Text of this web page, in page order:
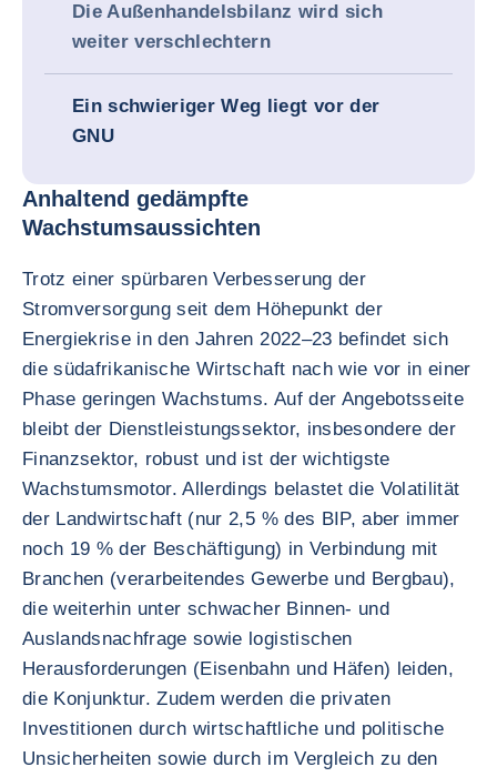
Die Außenhandelsbilanz wird sich
weiter verschlechtern
Ein schwieriger Weg liegt vor der
GNU
Anhaltend gedämpfte
Wachstumsaussichten
Trotz einer spürbaren Verbesserung der
Stromversorgung seit dem Höhepunkt der
Energiekrise in den Jahren 2022–23 befindet sich
die südafrikanische Wirtschaft nach wie vor in einer
Phase geringen Wachstums. Auf der Angebotsseite
bleibt der Dienstleistungssektor, insbesondere der
Finanzsektor, robust und ist der wichtigste
Wachstumsmotor. Allerdings belastet die Volatilität
der Landwirtschaft (nur 2,5 % des BIP, aber immer
noch 19 % der Beschäftigung) in Verbindung mit
Branchen (verarbeitendes Gewerbe und Bergbau),
die weiterhin unter schwacher Binnen- und
Auslandsnachfrage sowie logistischen
Herausforderungen (Eisenbahn und Häfen) leiden,
die Konjunktur. Zudem werden die privaten
Investitionen durch wirtschaftliche und politische
Unsicherheiten sowie durch im Vergleich zu den